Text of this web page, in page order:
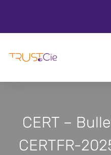
CERT –
CERTFR-